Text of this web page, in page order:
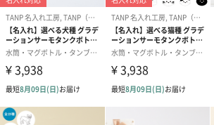
大切な人の心にとどくプレゼントを。
贈り物として、美味しい料理をとどけるうつ
“もの” だけでなく“想い” をとどけ、人と人を